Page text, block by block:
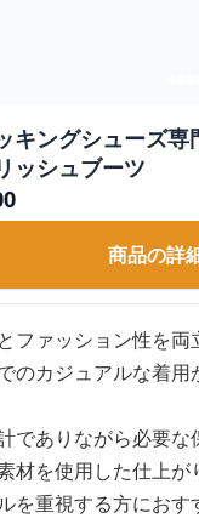
キングシューズ
ッシュブーツ
商品の詳
ファッション性を両
のカジュアルな着用
でありながら必要な
材を使用した仕上が
を重視する方におす